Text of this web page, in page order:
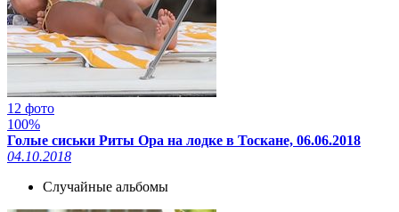
12 фото
100%
Голые сиськи Риты Ора на лодке в Тоскане, 06.06.2018
04.10.2018
Случайные альбомы